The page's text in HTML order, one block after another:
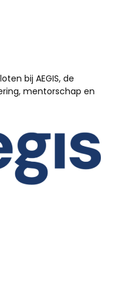
bij AEGIS, de
mentorschap en